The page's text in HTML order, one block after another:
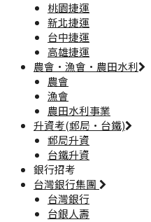
桃園捷運
新北捷運
台中捷運
高雄捷運
農會·漁會·農田水利
農會
漁會
農田水利事業
升資考(郵局·台鐵)
郵局升資
台鐵升資
銀行招考
台灣銀行集團
台灣銀行
台銀人壽